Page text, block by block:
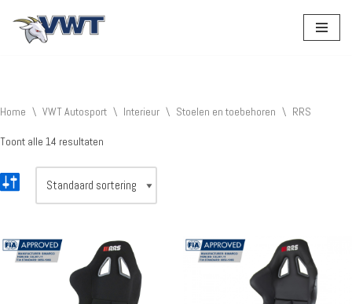
Home \ VWT Autosport \ Interieur \ Stoelen en toebehoren \ RRS
Toont alle 14 resultaten